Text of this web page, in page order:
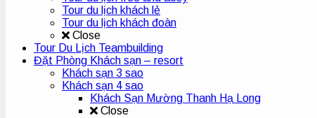
Tour du lịch khách lẻ
Tour du lịch khách đoàn
Close
Tour Du Lịch Teambuilding
Đặt Phòng Khách sạn – resort
Khách sạn 3 sao
Khách sạn 4 sao
Khách Sạn Mường Thanh Hạ Long
Close